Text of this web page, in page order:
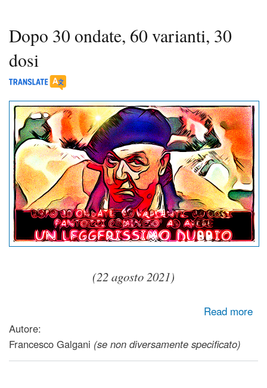
Dopo 30 ondate, 60 varianti, 30
dosi
(22 agosto 2021)
Read more
Autore:
Francesco Galgani (se non diversamente specificato)